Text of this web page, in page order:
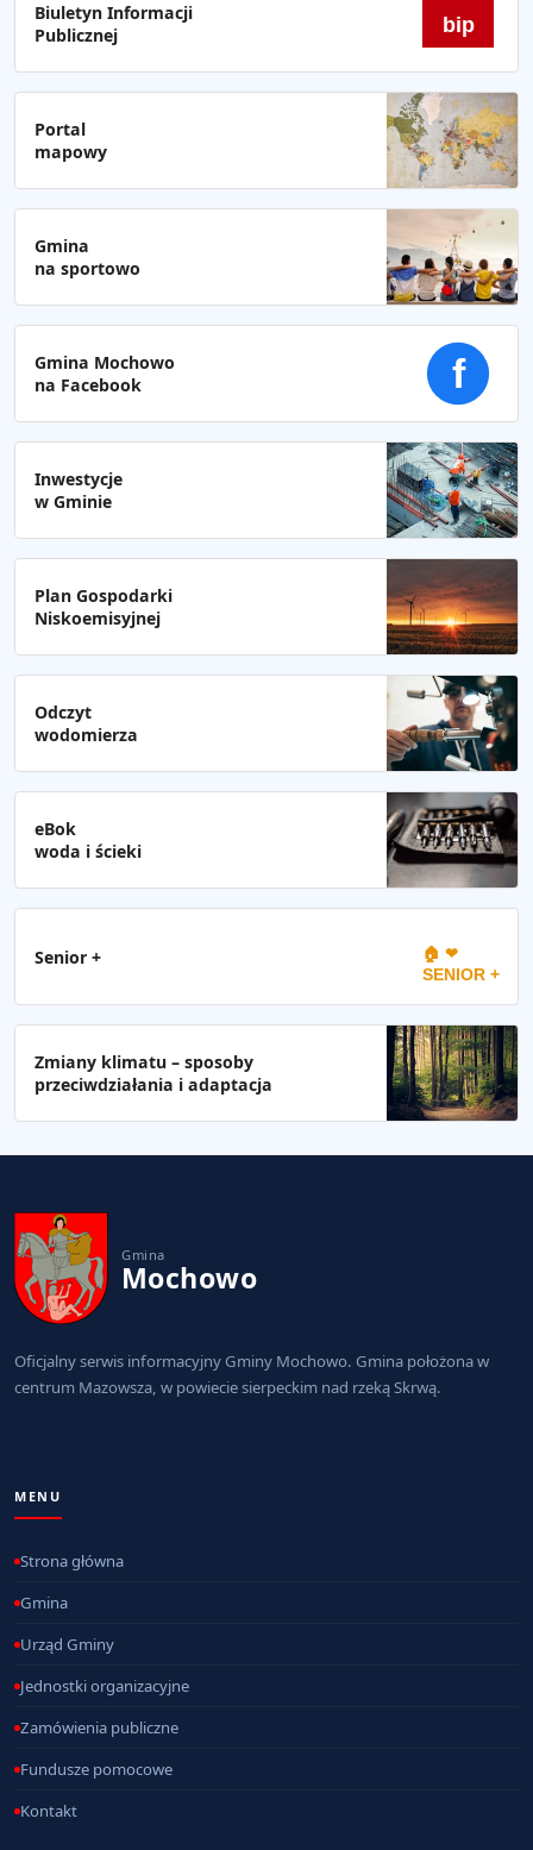
Biuletyn Informacji
Publicznej
bip
Portal
mapowy
Gmina
na sportowo
Gmina Mochowo
na Facebook
f
Inwestycje
w Gminie
Plan Gospodarki
Niskoemisyjnej
Odczyt
wodomierza
eBok
woda i ścieki
Senior + 🏠 ❤
SENIOR +
Zmiany klimatu – sposoby
przeciwdziałania i adaptacja
Gmina
Mochowo
Oficjalny serwis informacyjny Gminy Mochowo. Gmina położona w
centrum Mazowsza, w powiecie sierpeckim nad rzeką Skrwą.
MENU
Strona główna
Gmina
Urząd Gminy
Jednostki organizacyjne
Zamówienia publiczne
Fundusze pomocowe
Kontakt